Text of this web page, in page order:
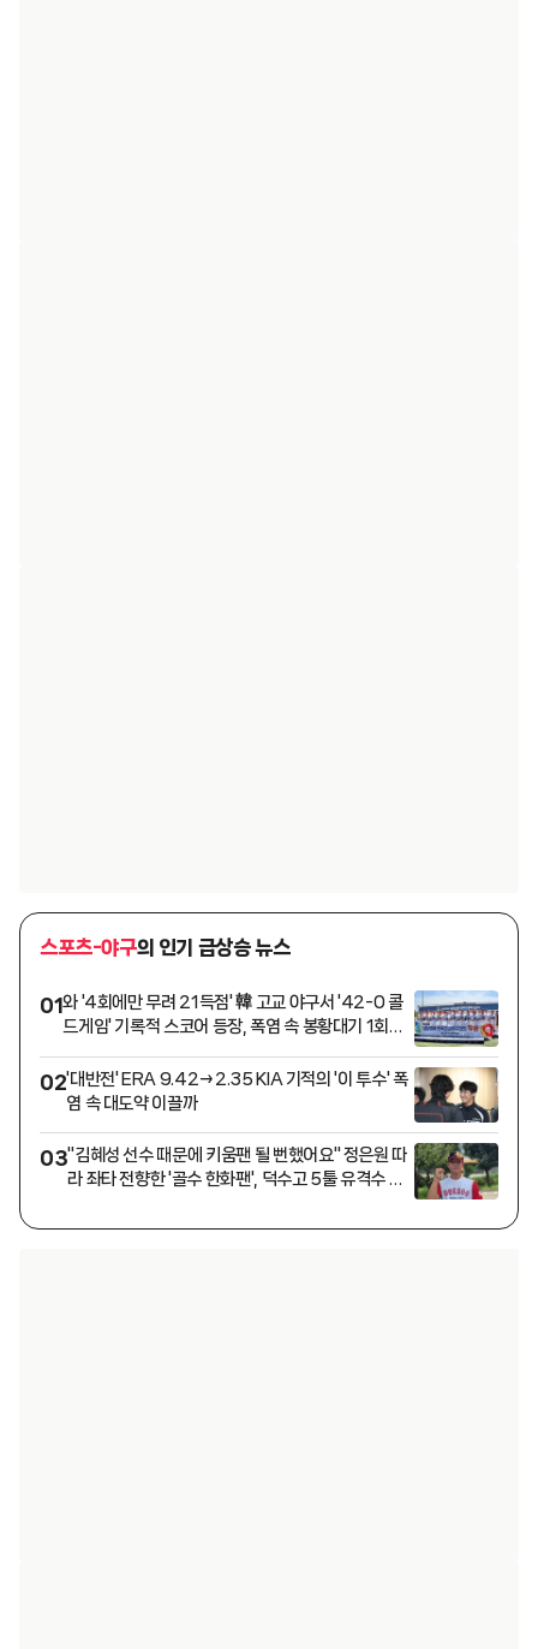
스포츠-야구의 인기 급상승 뉴스
01와 '4회에만 무려 21득점' 韓 고교 야구서 '42-0 콜
드게임' 기록적 스코어 등장, 폭염 속 봉황대기 1회전
02'대반전' ERA 9.42→2.35 KIA 기적의 '이 투수' 폭
염 속 대도약 이끌까
03"김혜성 선수 때문에 키움팬 될 뻔했어요" 정은원 따
라 좌타 전향한 '골수 한화팬', 덕수고 5툴 유격수 됐